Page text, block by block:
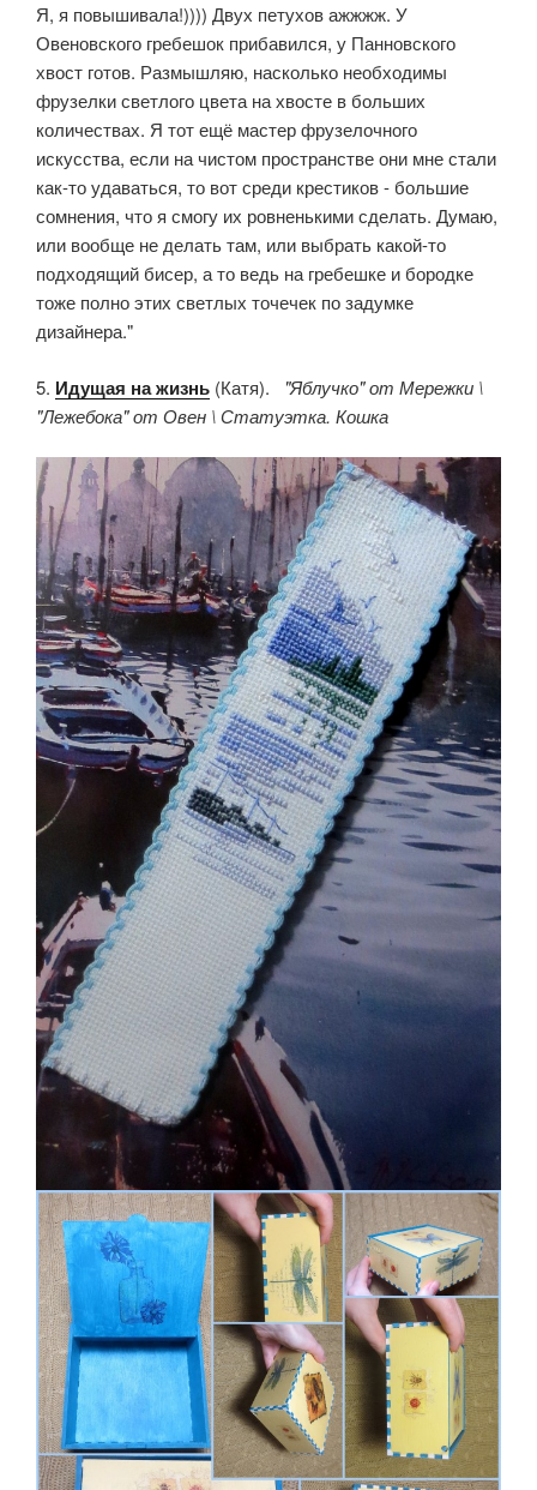
Я, я повышивала!)))) Двух петухов ажжжж. У
Овеновского гребешок прибавился, у Панновского
хвост готов. Размышляю, насколько необходимы
фрузелки светлого цвета на хвосте в больших
количествах. Я тот ещё мастер фрузелочного
искусства, если на чистом пространстве они мне стали
как-то удаваться, то вот среди крестиков - большие
сомнения, что я смогу их ровненькими сделать. Думаю,
или вообще не делать там, или выбрать какой-то
подходящий бисер, а то ведь на гребешке и бородке
тоже полно этих светлых точечек по задумке
дизайнера."
5. Идущая на жизнь (Катя).
"Яблучко" от Мережки \
"Лежебока" от Овен \ Статуэтка. Кошка